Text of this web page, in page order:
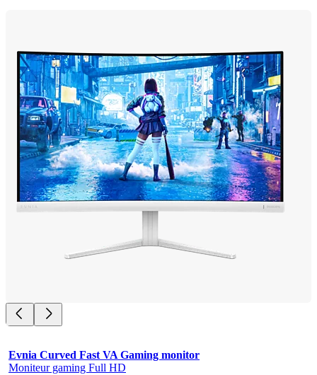
Evnia Curved Fast VA Gaming monitor
Moniteur gaming Full HD